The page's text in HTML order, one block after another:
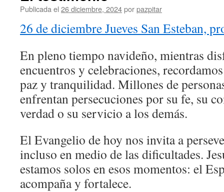
Publicada el 26 diciembre, 2024porpazpitar
26 de diciembre Jueves San Esteban,
En pleno tiempo navideño, mientras
encuentros y celebraciones,
paz y tranquilidad. Millones de
enfrentan persecuciones por su fe, su
verdad o su servicio a los demás.
El Evangelio de hoy nos invita a
incluso en medio de las dificultades.
estamos solos en esos momentos: el
acompaña y fortalece.